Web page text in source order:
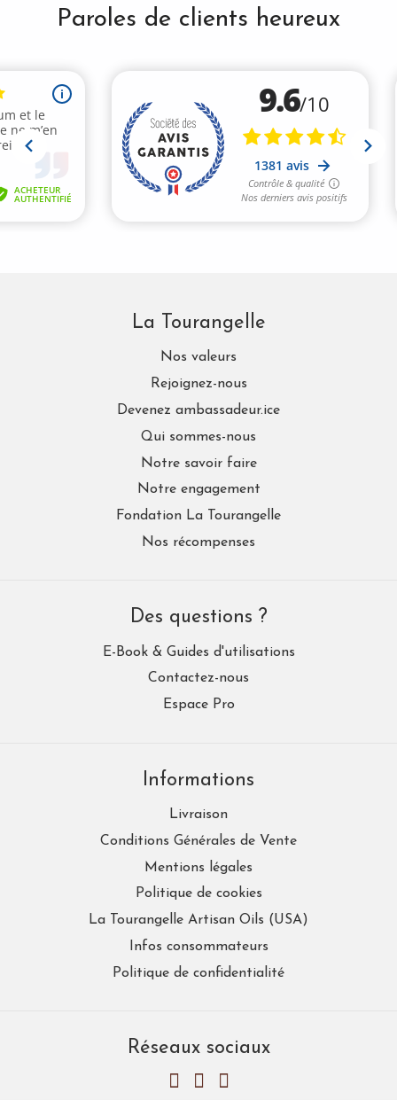
Paroles de clients heureux
La Tourangelle
Nos valeurs
Rejoignez-nous
Devenez ambassadeur.ice
Qui sommes-nous
Notre savoir faire
Notre engagement
Fondation La Tourangelle
Nos récompenses
Des questions ?
E-Book & Guides d'utilisations
Contactez-nous
Espace Pro
Informations
Livraison
Conditions Générales de Vente
Mentions légales
Politique de cookies
La Tourangelle Artisan Oils (USA)
Infos consommateurs
Politique de confidentialité
Réseaux sociaux